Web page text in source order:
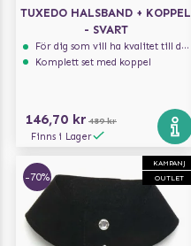
TUXEDO HALSBAND + KOPPEL
- SVART
För dig som vill ha kvalitet till din hund!
Komplett set med koppel
146,70 kr 489 kr
Finns i Lager
KAMPANJ
OUTLET
-70%